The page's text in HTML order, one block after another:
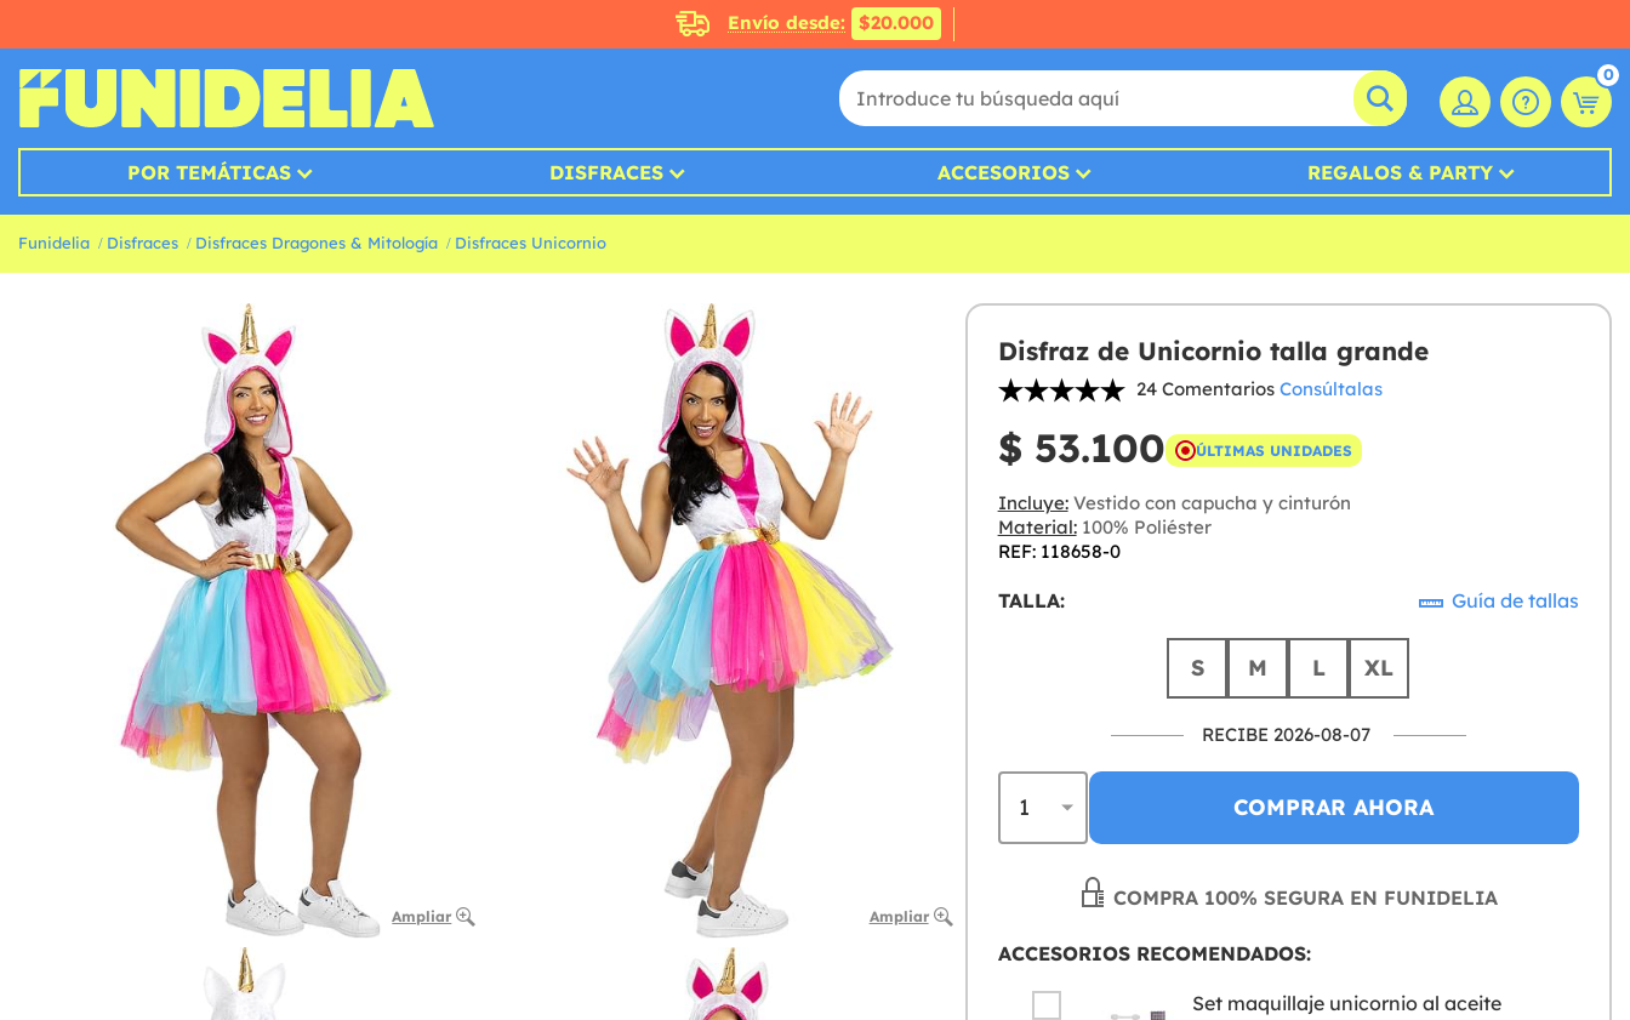
Envío desde: $20.000
0
POR TEMÁTICAS DISFRACES ACCESORIOS REGALOS & PARTY
Funidelia Disfraces Disfraces Dragones & Mitología Disfraces Unicornio
Ampliar Ampliar
Disfraz de Unicornio talla grande
24 Comentarios Consúltalas
$ 53.100 ÚLTIMAS UNIDADES
Incluye:Vestido con capucha y cinturón
Material:100% Poliéster
REF: 118658-0
TALLA: Guía de tallas
S M L XL
RECIBE 2026-08-07
COMPRAR AHORA
COMPRA 100% SEGURA EN FUNIDELIA
ACCESORIOS RECOMENDADOS:
Set maquillaje unicornio al aceite